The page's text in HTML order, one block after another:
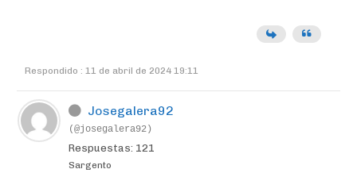
Respondido : 11 de abril de 2024 19:11
Josegalera92
(@josegalera92)
Respuestas: 121
Sargento